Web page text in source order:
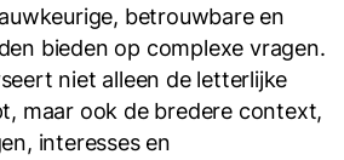
betrouwbare en
bieden op complexe vragen.
niet alleen de letterlijke
maar ook de bredere context,
interesses en